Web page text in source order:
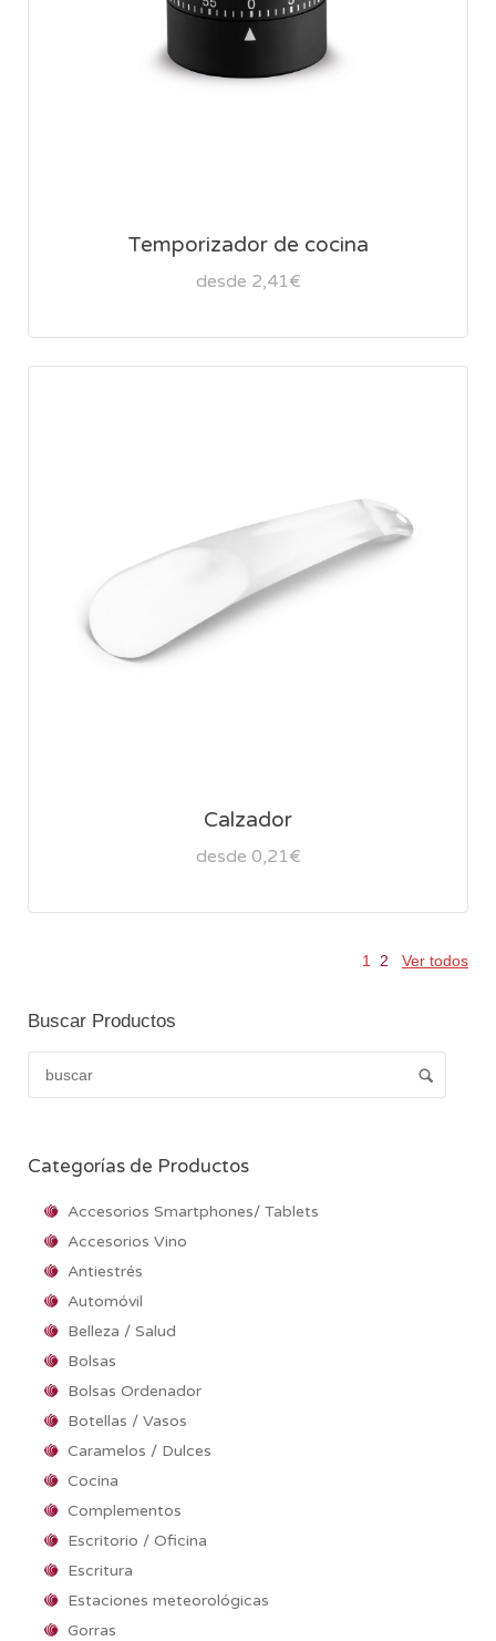
Temporizador de cocina
desde 2,41€
Calzador
desde 0,21€
1 2 Ver todos
Buscar Productos
Categorías de Productos
Accesorios Smartphones/ Tablets
Accesorios Vino
Antiestrés
Automóvil
Belleza / Salud
Bolsas
Bolsas Ordenador
Botellas / Vasos
Caramelos / Dulces
Cocina
Complementos
Escritorio / Oficina
Escritura
Estaciones meteorológicas
Gorras